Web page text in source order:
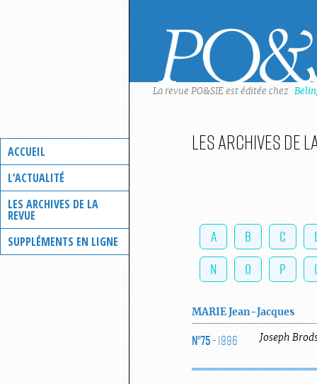
ACCUEIL
L’ACTUALITÉ
LES ARCHIVES DE LA
REVUE
SUPPLÉMENTS EN LIGNE
La revue PO&SIE est éditée chez
Les archives de
A B C
N
O P
MARIE Jean-Jacques
N°75- 1996 Joseph